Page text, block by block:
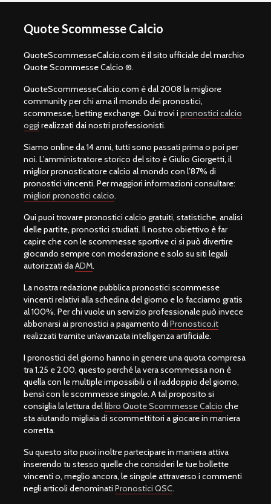
Quote Scommesse Calcio
QuoteScommesseCalcio.com è il sito ufficiale del marchio
Quote Scommesse Calcio ®.
QuoteScommesseCalcio.com è dal 2008 la migliore
community per chi ama il mondo dei pronostici,
scommesse, betting exchange. Qui trovi i pronostici calcio
oggi realizzati dai nostri professionisti.
Siamo online da 14 anni, tutti sono passati prima o poi per
noi. L’amministratore storico del sito è Giulio Giorgetti, il
miglior pronosticatore calcio al mondo con l’87% di
pronostici vincenti. Per maggiori informazioni consultare:
migliori pronostici calcio.
Qui puoi trovare pronostici calcio gratuiti, statistiche, analisi
delle partite, pronostici studiati. Il nostro obiettivo è far
capire che con le scommesse sportive ci si può divertire
giocando sempre con moderazione e solo su siti legali
autorizzati daADM.
La nostra redazione pubblica pronostici scommesse
vincenti relativi alla schedina del giorno e lo facciamo gratis
al 100%. Per chi vuole un servizio professionale può invece
abbonarsi ai pronostici a pagamento di Pronostico.it
realizzati tramite un’avanzata intelligenza artificiale.
I pronostici del giorno hanno in genere una quota compresa
tra 1.25 e 2.00, questo perché la vera scommessa non è
quella con le multiple impossibili o il raddoppio del giorno,
bensì con le scommesse singole. A tal proposito si
consiglia la lettura dellibro Quote Scommesse Calcio che
sta aiutando migliaia di scommettitori a giocare in maniera
corretta.
Su questo sito puoi inoltre partecipare in maniera attiva
inserendo tu stesso quelle che consideri le tue bollette
vincenti o, meglio ancora, le singole attraverso i commenti
negli articoli denominati Pronostici QSC.